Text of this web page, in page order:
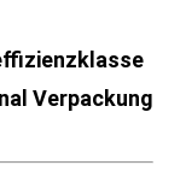
Verpackung